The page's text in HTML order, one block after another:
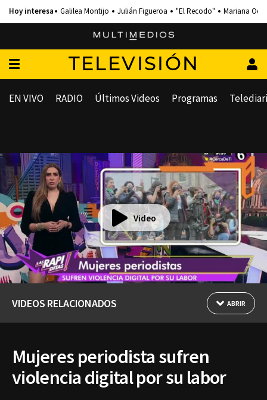
Galilea Montijo Julián Figueroa "El Recodo" Mariana
TELEVISIÓN
EN VIVO RADIO Últimos Videos Programas
Video
VIDEOS RELACIONADOS ABRIR
Mujeres periodista sufren
violencia digital por su labor